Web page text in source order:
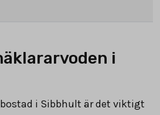
i
i Sibbhult är det viktigt